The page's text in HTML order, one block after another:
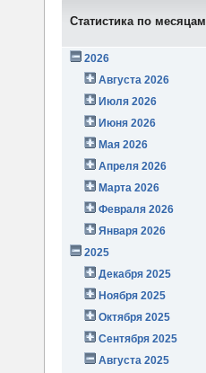
Статистика по месяцам
2026
Августа 2026
Июля 2026
Июня 2026
Мая 2026
Апреля 2026
Марта 2026
Февраля 2026
Января 2026
2025
Декабря 2025
Ноября 2025
Октября 2025
Сентября 2025
Августа 2025